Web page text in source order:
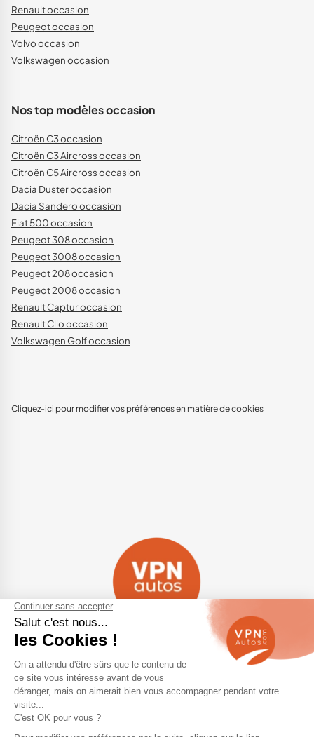
Renault occasion
Peugeot occasion
Volvo occasion
Volkswagen occasion
Nos top modèles occasion
Citroën C3 occasion
Citroën C3 Aircross occasion
Citroën C5 Aircross occasion
Dacia Duster occasion
Dacia Sandero occasion
Fiat 500 occasion
Peugeot 308 occasion
Peugeot 3008 occasion
Peugeot 208 occasion
Peugeot 2008 occasion
Renault Captur occasion
Renault Clio occasion
Volkswagen Golf occasion
Cliquez-ici pour modifier vos préférences en matière de cookies
Navigation
Qui sommes-nous ?
Contactez-nous
VPN Autos Pro - Notre site de
voitures d'occasion pour
professionnels & marchands
Plan du site